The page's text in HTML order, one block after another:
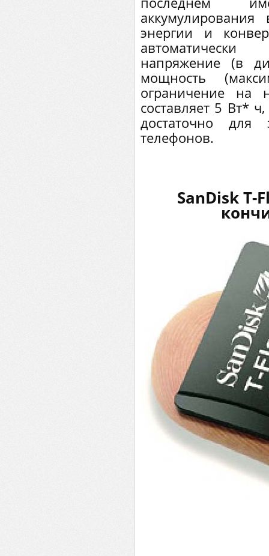
аккумулирования
энергии и
автоматически
напряжение (в
мощность
ограничение на
составляет 5 Вт*
достаточно для
телефонов.
SanDisk T-